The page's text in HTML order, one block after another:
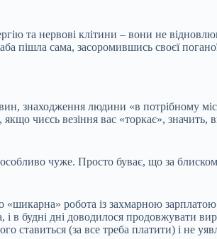
та нервові клітини – вони не
пішла сама, засоромившись своєї
знаходження людини «в потрібному
якщо чиєсь везіння вас «торкає»,
чуже. Просто буває, що за
робота із захмарною
в будні дні доводилося продовжувати
ставиться (за все треба платити) і не